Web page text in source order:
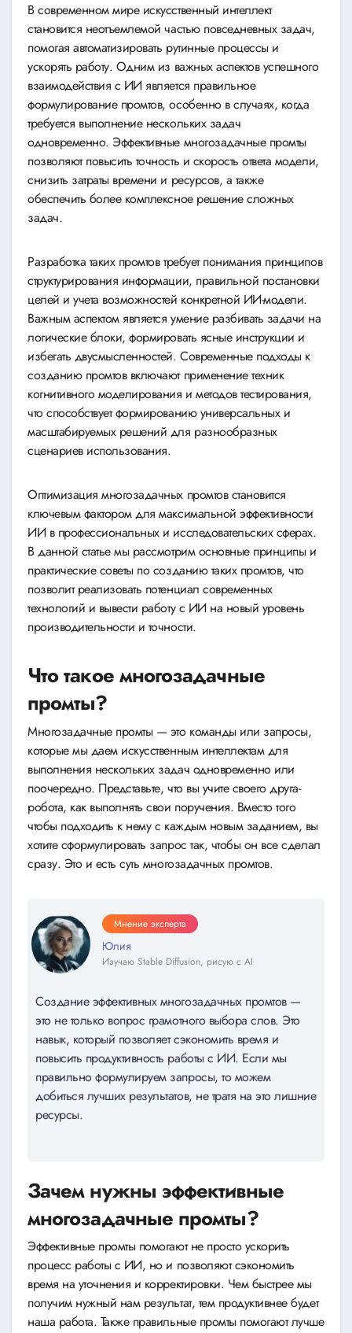
В современном мире искусственный интеллект
становится неотъемлемой частью повседневных задач,
помогая автоматизировать рутинные процессы и
ускорять работу. Одним из важных аспектов успешного
взаимодействия с ИИ является правильное
формулирование промтов, особенно в случаях, когда
требуется выполнение нескольких задач
одновременно. Эффективные многозадачные промты
позволяют повысить точность и скорость ответа модели,
снизить затраты времени и ресурсов, а также
обеспечить более комплексное решение сложных
задач.
Разработка таких промтов требует понимания принципов
структурирования информации, правильной постановки
целей и учета возможностей конкретной ИИ-модели.
Важным аспектом является умение разбивать задачи на
логические блоки, формировать ясные инструкции и
избегать двусмысленностей. Современные подходы к
созданию промтов включают применение техник
когнитивного моделирования и методов тестирования,
что способствует формированию универсальных и
масштабируемых решений для разнообразных
сценариев использования.
Оптимизация многозадачных промтов становится
ключевым фактором для максимальной эффективности
ИИ в профессиональных и исследовательских сферах.
В данной статье мы рассмотрим основные принципы и
практические советы по созданию таких промтов, что
позволит реализовать потенциал современных
технологий и вывести работу с ИИ на новый уровень
производительности и точности.
Что такое многозадачные
промты?
Многозадачные промты — это команды или запросы,
которые мы даем искусственным интеллектам для
выполнения нескольких задач одновременно или
поочередно. Представьте, что вы учите своего друга-
робота, как выполнять свои поручения. Вместо того
чтобы подходить к нему с каждым новым заданием, вы
хотите сформулировать запрос так, чтобы он все сделал
сразу. Это и есть суть многозадачных промтов.
Мнение эксперта
Юлия
Изучаю Stable Diffusion, рисую с AI
Создание эффективных многозадачных промтов —
это не только вопрос грамотного выбора слов. Это
навык, который позволяет сэкономить время и
повысить продуктивность работы с ИИ. Если мы
правильно формулируем запросы, то можем
добиться лучших результатов, не тратя на это лишние
ресурсы.
Зачем нужны эффективные
многозадачные промты?
Эффективные промты помогают не просто ускорить
процесс работы с ИИ, но и позволяют сэкономить
время на уточнения и корректировки. Чем быстрее мы
получим нужный нам результат, тем продуктивнее будет
наша работа. Также правильные промты помогают лучше